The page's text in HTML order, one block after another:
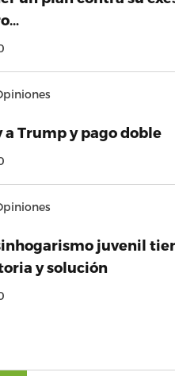
a Trump y pago doble
juvenil
y solución